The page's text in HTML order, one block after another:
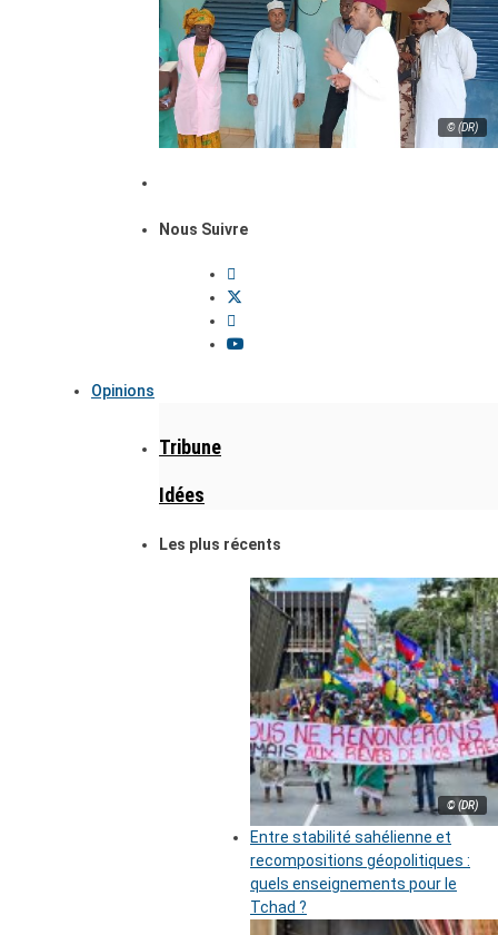
© (DR)
Nous Suivre
Opinions
Tribune
Idées
Les plus récents
© (DR)
Entre stabilité sahélienne et
recompositions géopolitiques :
quels enseignements pour le
Tchad ?